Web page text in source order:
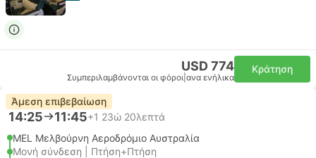
USD 774
Συμπεριλαμβάνονται οι φόροι ανα ενήλικα
Κράτηση
Άμεση επιβεβαίωση
14:25 11:45+1 23ώ 20λεπτά
MEL Μελβούρνη Αεροδρόμιο Αυστραλία
Μονή σύνδεση | Πτήση+Πτήση